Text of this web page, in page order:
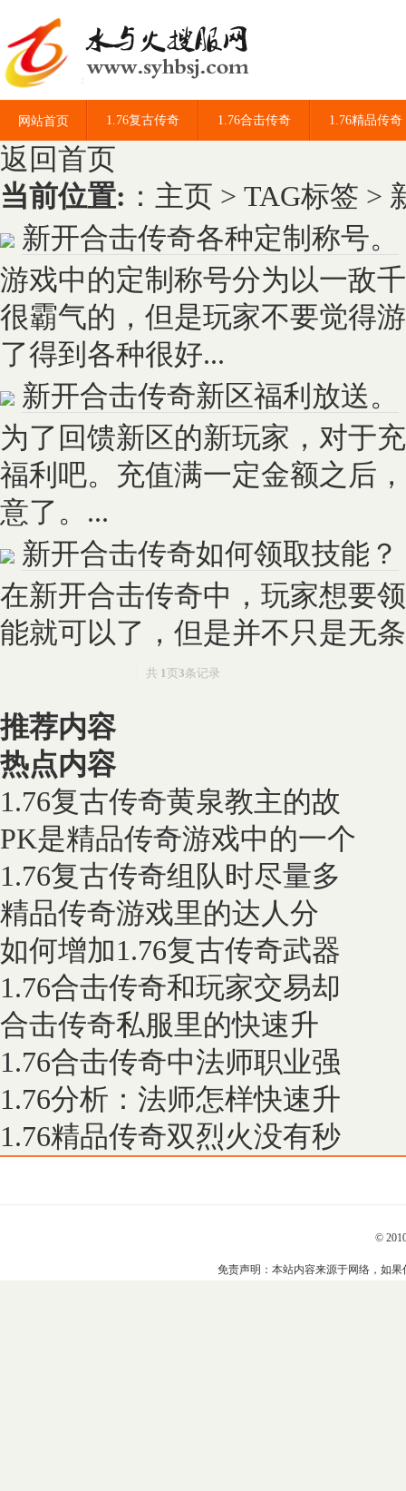
网站首页 1.76复古传奇 1.76合击传奇 1.76精品传奇
返回首页
当前位置: ： 主页 > TAG标签 >
新开合击传奇各种定制称号。
游戏中的定制称号分为以一敌
很霸气的，但是玩家不要觉得
了得到各种很好...
新开合击传奇新区福利放送。
为了回馈新区的新玩家，对于
福利吧。充值满一定金额之后
意了。...
新开合击传奇如何领取技能？
在新开合击传奇中，玩家想要
能就可以了，但是并不只是无
共 1页3条记录
推荐内容
热点内容
1.76复古传奇黄泉教主的故
PK是精品传奇游戏中的一个
1.76复古传奇组队时尽量多
精品传奇游戏里的达人分
如何增加1.76复古传奇武器
1.76合击传奇和玩家交易却
合击传奇私服里的快速升
1.76合击传奇中法师职业强
1.76分析：法师怎样快速升
1.76精品传奇双烈火没有秒
©
免责声明：本站内容来源于网络，如